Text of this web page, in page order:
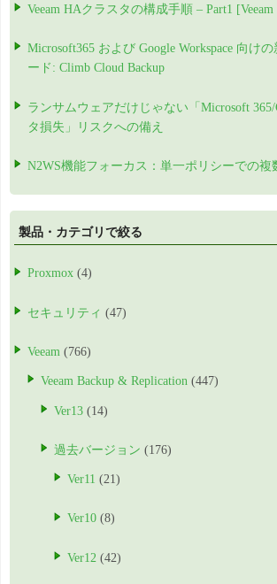
Veeam HAクラスタの構成手順 – Part1
Microsoft365 および Google Workspace 向け
ード: Climb Cloud Backup
ランサムウェアだけじゃない「Microsoft 365/
タ損失」リスクへの備え
N2WS機能フォーカス：単一ポリシーでの複
製品・カテゴリで絞る
Proxmox (4)
セキュリティ (47)
Veeam (766)
Veeam Backup & Replication (447)
Ver13 (14)
過去バージョン (176)
Ver11 (21)
Ver10 (8)
Ver12 (42)